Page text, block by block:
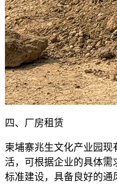
四、厂房租赁
柬埔寨兆生文化产业园现
活，可根据企业的具体需
标准建设，具备良好的通